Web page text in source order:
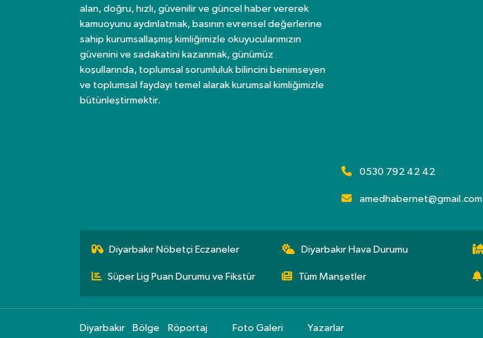
alan, doğru, hızlı, güvenilir ve güncel haber vererek
kamuoyunu aydınlatmak, basının evrensel değerlerine
sahip kurumsallaşmış kimliğimizle okuyucularımızın
güvenini ve sadakatini kazanmak, günümüz
koşullarında, toplumsal sorumluluk bilincini benimseyen
ve toplumsal faydayı temel alarak kurumsal kimliğimizle
bütünleştirmektir.
0530 792 42 42
amedhabernet@gmail.com
Diyarbakır Nöbetçi Eczaneler Diyarbakır Hava Durumu
Süper Lig Puan Durumu ve Fikstür Tüm Manşetler
Diyarbakır Bölge Röportaj Foto Galeri Yazarlar